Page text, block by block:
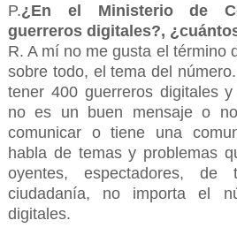
P.¿En el Ministerio de
guerreros digitales?,
R. A mí no me gusta el término
sobre todo, el tema del
tener 400 guerreros digitales
no es un buen mensaje o
comunicar o tiene una
habla de temas y problemas
oyentes, espectadores,
ciudadanía, no importa el
digitales.